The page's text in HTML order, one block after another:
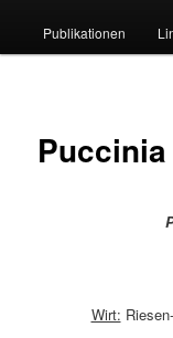
Publikationen
Wirt: